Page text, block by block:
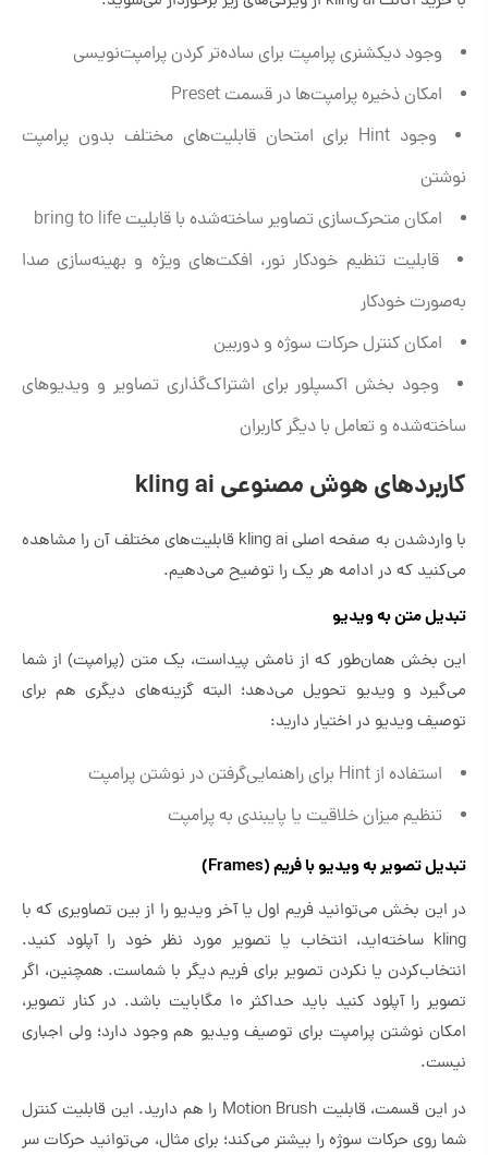
وجود دیکشنری پرامپت برای ساده‌تر کردن پرامپت‌نویسی
امکان ذخیره پرامپت‌ها در قسمت Preset
وجود Hint برای امتحان قابلیت‌های مختلف بدون پرامپت
نوشتن
امکان متحرک‌سازی تصاویر ساخته‌شده با قابلیت bring to life
قابلیت تنظیم خودکار نور، افکت‌های ویژه و بهینه‌سازی صدا
به‌صورت خودکار
امکان کنترل حرکات سوژه و دوربین
وجود بخش اکسپلور برای اشتراک‌گذاری تصاویر و ویدیوهای
ساخته‌شده و تعامل با دیگر کاربران
کاربردهای هوش مصنوعی kling ai
با واردشدن به صفحه اصلی kling ai قابلیت‌های مختلف آن را مشاهده
می‌کنید که در ادامه هر یک را توضیح می‌دهیم.
تبدیل متن به ویدیو
این بخش همان‌طور که از نامش پیداست، یک متن (پرامپت) از شما
می‌گیرد و ویدیو تحویل می‌دهد؛ البته گزینه‌های دیگری هم برای
توصیف ویدیو در اختیار دارید:
استفاده از Hint برای راهنمایی‌گرفتن در نوشتن پرامپت
تنظیم میزان خلاقیت یا پایبندی به پرامپت
تبدیل تصویر به ویدیو با فریم (Frames)
در این بخش می‌توانید فریم اول یا آخر ویدیو را از بین تصاویری که با
kling ساخته‌اید، انتخاب یا تصویر مورد نظر خود را آپلود کنید.
انتخاب‌کردن یا نکردن تصویر برای فریم دیگر با شماست. همچنین، اگر
تصویر را آپلود کنید باید حداکثر ۱۰ مگابایت باشد. در کنار تصویر،
امکان نوشتن پرامپت برای توصیف ویدیو هم وجود دارد؛ ولی اجباری
نیست.
در این قسمت، قابلیت Motion Brush را هم دارید. این قابلیت کنترل
شما روی حرکات سوژه را بیشتر می‌کند؛ برای مثال، می‌توانید حرکات سر